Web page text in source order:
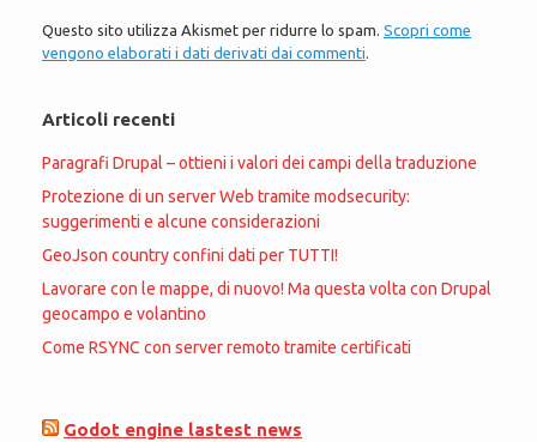
Questo sito utilizza Akismet per ridurre lo spam. Scopri come
vengono elaborati i dati derivati dai commenti.
Articoli recenti
Paragrafi Drupal – ottieni i valori dei campi della traduzione
Protezione di un server Web tramite modsecurity:
suggerimenti e alcune considerazioni
GeoJson country confini dati per TUTTI!
Lavorare con le mappe, di nuovo! Ma questa volta con Drupal
geocampo e volantino
Come RSYNC con server remoto tramite certificati
Godot engine lastest news